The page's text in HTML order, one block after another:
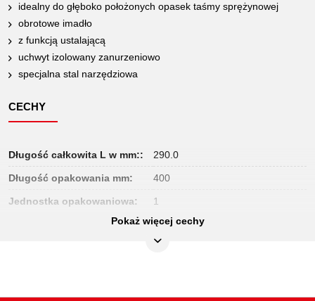
idealny do głęboko położonych opasek taśmy sprężynowej
obrotowe imadło
z funkcją ustalającą
uchwyt izolowany zanurzeniowo
specjalna stal narzędziowa
CECHY
Długość całkowita L w mm:: 290.0
Długość opakowania mm: 400
Jednostka opakowaniowa: 1
specjalna stal do narzędzi
Pokaż więcej cechy